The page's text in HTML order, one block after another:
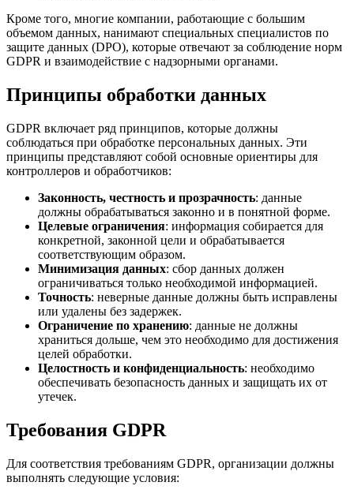
Кроме того, многие компании, работающие с большим
объемом данных, нанимают специальных специалистов по
защите данных (DPO), которые отвечают за соблюдение норм
GDPR и взаимодействие с надзорными органами.
Принципы обработки данных
GDPR включает ряд принципов, которые должны
соблюдаться при обработке персональных данных. Эти
принципы представляют собой основные ориентиры для
контроллеров и обработчиков:
Законность, честность и прозрачность: данные
должны обрабатываться законно и в понятной форме.
Целевые ограничения: информация собирается для
конкретной, законной цели и обрабатывается
соответствующим образом.
Минимизация данных: сбор данных должен
ограничиваться только необходимой информацией.
Точность: неверные данные должны быть исправлены
или удалены без задержек.
Ограничение по хранению: данные не должны
храниться дольше, чем это необходимо для достижения
целей обработки.
Целостность и конфиденциальность: необходимо
обеспечивать безопасность данных и защищать их от
утечек.
Требования GDPR
Для соответствия требованиям GDPR, организации должны
выполнять следующие условия: